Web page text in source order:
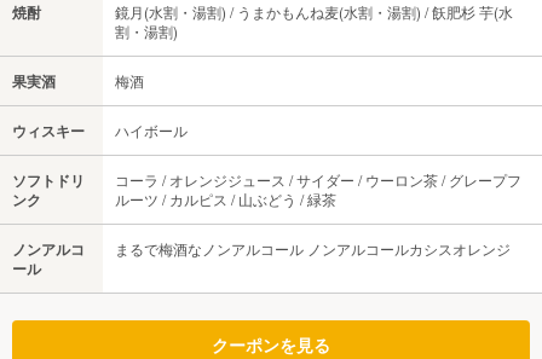
焼酎
鏡月(水割・湯割) / うまかもんね麦(水割・湯割) / 飫肥杉 芋(水
割・湯割)
果実酒 梅酒
ウィスキー ハイボール
ソフトドリ
ンク
コーラ / オレンジジュース / サイダー / ウーロン茶 / グレープフ
ルーツ / カルピス / 山ぶどう / 緑茶
ノンアルコ
ール
まるで梅酒なノンアルコール ノンアルコールカシスオレンジ
クーポンを見る